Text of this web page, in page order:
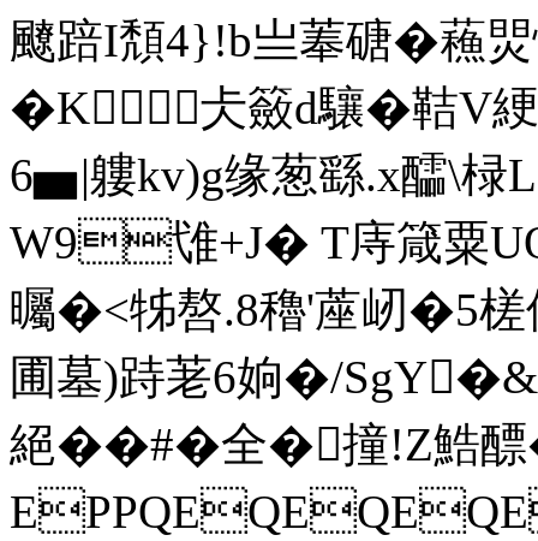
飉踣 I頽4}!b亗菶磄�蘓
�K﹀仧籢d驤�鞊V
6▅|軁kv)g缘葱繇.x醽\
W9隿+J� T庤箴粟
曯�<牬嗸.8穭'蓙屻
圃墓)跱荖6姠�/
絕��#� 全�撞!Z鯌